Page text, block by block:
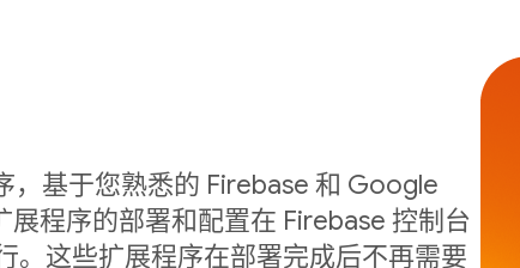
，基于您熟悉的 Firebase 和 Google
展程序的部署和配置在 Firebase 控制台
。这些扩展程序在部署完成后不再需要